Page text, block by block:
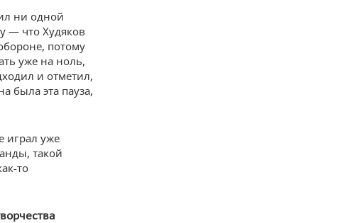
ни одной
— что Худяков
потому
уже на ноль,
и отметил,
была эта пауза,
играл уже
такой
то